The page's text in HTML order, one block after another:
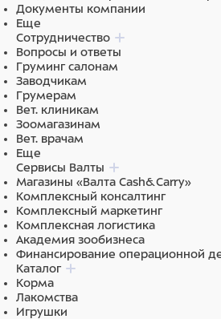
здоровья сердечно-сосудистой
противовоспалительными
Бурые водоросли
уменьшают зубной налет,
кровоточивость десен,
зубного камня. Получается, что
питомец одновременно чистит
nodosum размягчает зубной
сухих гранул этот налет
0% искусственных
консервантов.
0% ГМО.
0% химической обработки
Основные источники белка в корме
и индейки. Комбинация этих белков
переваривается, помогает
Документы компании
Еще
Сотрудничество
Вопросы и ответы
Груминг салонам
Заводчикам
Грумерам
Вет. клиникам
Зоомагазинам
Вет. врачам
Еще
Сервисы Валты
Магазины «Валта Cash&Carry»
Комплексный консалтинг
Комплексный маркетинг
Комплексная логистика
Академия зообизнеса
Финансирование операционной
Каталог
Корма
Лакомства
Игрушки